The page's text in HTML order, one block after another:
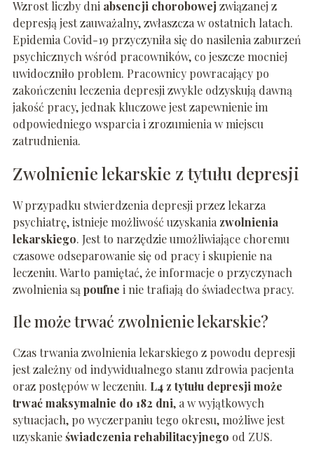
Wzrost liczby dni absencji chorobowej związanej z
depresją jest zauważalny, zwłaszcza w ostatnich latach.
Epidemia Covid-19 przyczyniła się do nasilenia zaburzeń
psychicznych wśród pracowników, co jeszcze mocniej
uwidoczniło problem. Pracownicy powracający po
zakończeniu leczenia depresji zwykle odzyskują dawną
jakość pracy, jednak kluczowe jest zapewnienie im
odpowiedniego wsparcia i zrozumienia w miejscu
zatrudnienia.
Zwolnienie lekarskie z tytułu depresji
W przypadku stwierdzenia depresji przez lekarza
psychiatrę, istnieje możliwość uzyskaniazwolnienia
lekarskiego. Jest to narzędzie umożliwiające choremu
czasowe odseparowanie się od pracy i skupienie na
leczeniu. Warto pamiętać, że informacje o przyczynach
zwolnienia sąpoufne i nie trafiają do świadectwa pracy.
Ile może trwać zwolnienie lekarskie?
Czas trwania zwolnienia lekarskiego z powodu depresji
jest zależny od indywidualnego stanu zdrowia pacjenta
oraz postępów w leczeniu. L4 z tytułu depresji może
trwać maksymalnie do 182 dni, a w wyjątkowych
sytuacjach, po wyczerpaniu tego okresu, możliwe jest
uzyskanieświadczenia rehabilitacyjnego od ZUS.